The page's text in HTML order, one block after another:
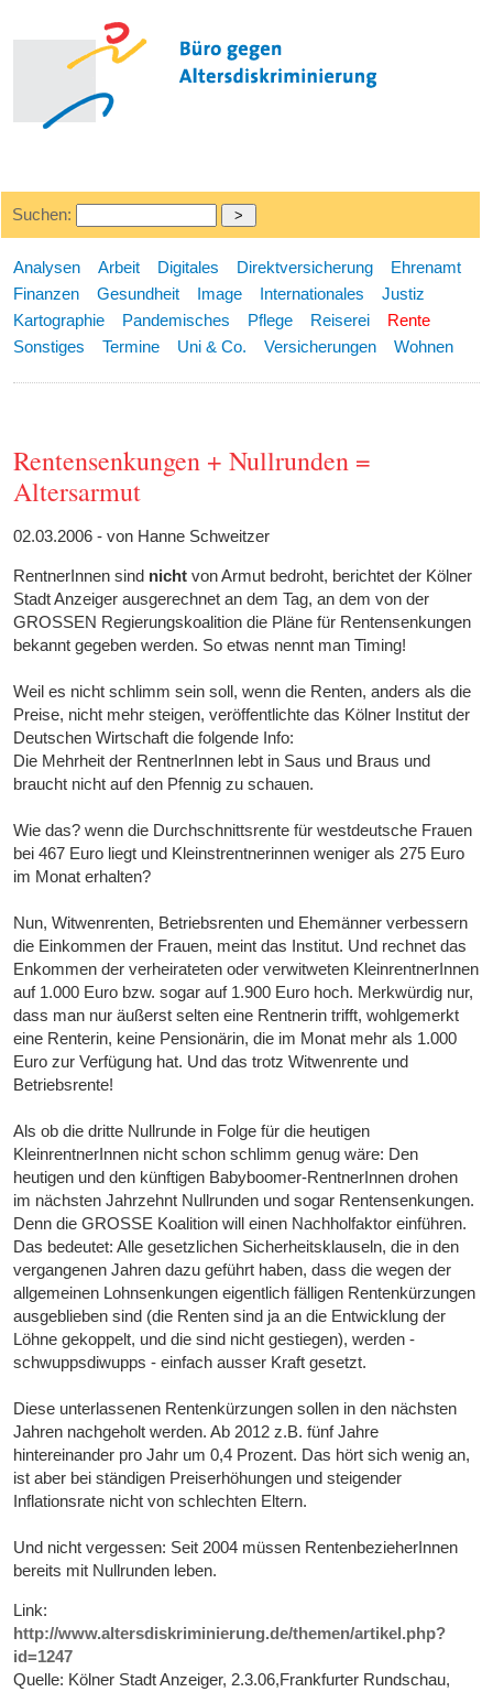
Suchen:
Analysen Arbeit Digitales Direktversicherung
Ehrenamt
Finanzen
Gesundheit Image Internationales
Justiz
Kartographie
Pandemisches Pflege Reiserei
Rente
Sonstiges
Termine Uni & Co. Versicherungen Wohnen
Rentensenkungen + Nullrunden =
Altersarmut
02.03.2006 - von Hanne Schweitzer
RentnerInnen sind nicht von Armut bedroht, berichtet der Kölner
Stadt Anzeiger ausgerechnet an dem Tag, an dem von der
GROSSEN Regierungskoalition die Pläne für Rentensenkungen
bekannt gegeben werden. So etwas nennt man Timing!
Weil es nicht schlimm sein soll, wenn die Renten, anders als die
Preise, nicht mehr steigen, veröffentlichte das Kölner Institut der
Deutschen Wirtschaft die folgende Info:
Die Mehrheit der RentnerInnen lebt in Saus und Braus und
braucht nicht auf den Pfennig zu schauen.
Wie das? wenn die Durchschnittsrente für westdeutsche Frauen
bei 467 Euro liegt und Kleinstrentnerinnen weniger als 275 Euro
im Monat erhalten?
Nun, Witwenrenten, Betriebsrenten und Ehemänner verbessern
die Einkommen der Frauen, meint das Institut. Und rechnet das
Enkommen der verheirateten oder verwitweten KleinrentnerInnen
auf 1.000 Euro bzw. sogar auf 1.900 Euro hoch. Merkwürdig nur,
dass man nur äußerst selten eine Rentnerin trifft, wohlgemerkt
eine Renterin, keine Pensionärin, die im Monat mehr als 1.000
Euro zur Verfügung hat. Und das trotz Witwenrente und
Betriebsrente!
Als ob die dritte Nullrunde in Folge für die heutigen
KleinrentnerInnen nicht schon schlimm genug wäre: Den
heutigen und den künftigen Babyboomer-RentnerInnen drohen
im nächsten Jahrzehnt Nullrunden und sogar Rentensenkungen.
Denn die GROSSE Koalition will einen Nachholfaktor einführen.
Das bedeutet: Alle gesetzlichen Sicherheitsklauseln, die in den
vergangenen Jahren dazu geführt haben, dass die wegen der
allgemeinen Lohnsenkungen eigentlich fälligen Rentenkürzungen
ausgeblieben sind (die Renten sind ja an die Entwicklung der
Löhne gekoppelt, und die sind nicht gestiegen), werden -
schwuppsdiwupps - einfach ausser Kraft gesetzt.
Diese unterlassenen Rentenkürzungen sollen in den nächsten
Jahren nachgeholt werden. Ab 2012 z.B. fünf Jahre
hintereinander pro Jahr um 0,4 Prozent. Das hört sich wenig an,
ist aber bei ständigen Preiserhöhungen und steigender
Inflationsrate nicht von schlechten Eltern.
Und nicht vergessen: Seit 2004 müssen RentenbezieherInnen
bereits mit Nullrunden leben.
Link:
http://www.altersdiskriminierung.de/themen/artikel.php?
id=1247
Quelle: Kölner Stadt Anzeiger, 2.3.06,Frankfurter Rundschau,